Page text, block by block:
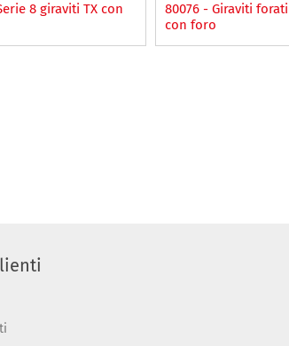
8 giraviti TX con
80076 - Giraviti
con foro